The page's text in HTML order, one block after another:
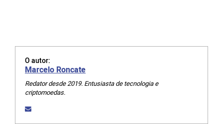
O autor:
Marcelo Roncate
Redator desde 2019. Entusiasta de tecnologia e
criptomoedas.